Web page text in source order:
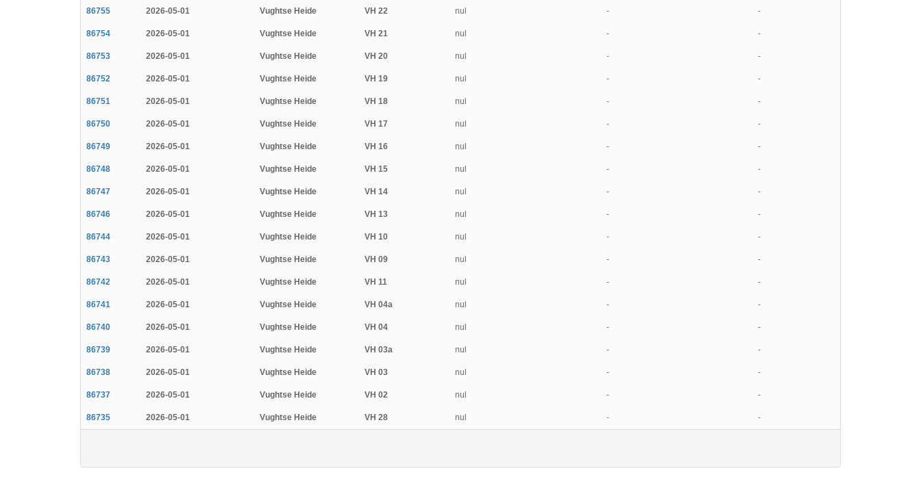
86755 2026-05-01 Vughtse Heide VH 22 nul - -
86754 2026-05-01 Vughtse Heide VH 21 nul - -
86753 2026-05-01 Vughtse Heide VH 20 nul - -
86752 2026-05-01 Vughtse Heide VH 19 nul - -
86751 2026-05-01 Vughtse Heide VH 18 nul - -
86750 2026-05-01 Vughtse Heide VH 17 nul - -
86749 2026-05-01 Vughtse Heide VH 16 nul - -
86748 2026-05-01 Vughtse Heide VH 15 nul - -
86747 2026-05-01 Vughtse Heide VH 14 nul - -
86746 2026-05-01 Vughtse Heide VH 13 nul - -
86744 2026-05-01 Vughtse Heide VH 10 nul - -
86743 2026-05-01 Vughtse Heide VH 09 nul - -
86742 2026-05-01 Vughtse Heide VH 11 nul - -
86741 2026-05-01 Vughtse Heide VH 04a nul - -
86740 2026-05-01 Vughtse Heide VH 04 nul - -
86739 2026-05-01 Vughtse Heide VH 03a nul - -
86738 2026-05-01 Vughtse Heide VH 03 nul - -
86737 2026-05-01 Vughtse Heide VH 02 nul - -
86735 2026-05-01 Vughtse Heide VH 28 nul - -